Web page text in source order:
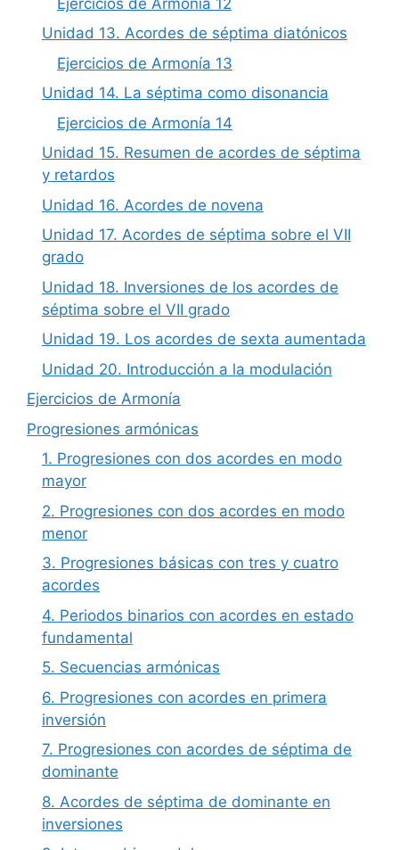
Unidad 13. Acordes de séptima diatónicos
Ejercicios de Armonía 13
Unidad 14. La séptima como disonancia
Ejercicios de Armonía 14
Unidad 15. Resumen de acordes de séptima
y retardos
Unidad 16. Acordes de novena
Unidad 17. Acordes de séptima sobre el VII
grado
Unidad 18. Inversiones de los acordes de
séptima sobre el VII grado
Unidad 19. Los acordes de sexta aumentada
Unidad 20. Introducción a la modulación
Ejercicios de Armonía
Progresiones armónicas
1. Progresiones con dos acordes en modo
mayor
2. Progresiones con dos acordes en modo
menor
3. Progresiones básicas con tres y cuatro
acordes
4. Periodos binarios con acordes en estado
fundamental
5. Secuencias armónicas
6. Progresiones con acordes en primera
inversión
7. Progresiones con acordes de séptima de
dominante
8. Acordes de séptima de dominante en
inversiones